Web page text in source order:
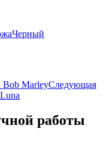
Черный
Bob MarleyСледующая
работы